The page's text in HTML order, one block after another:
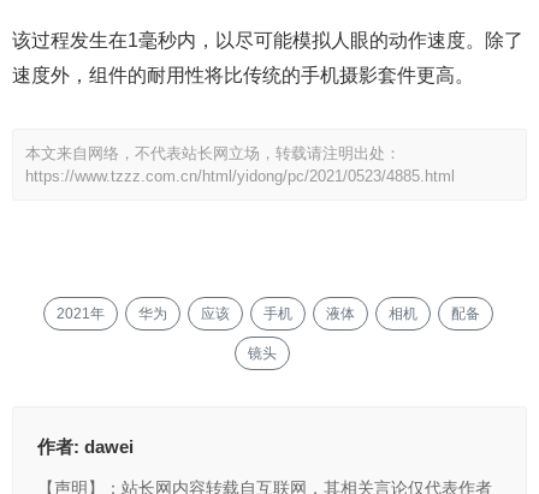
该过程发生在1毫秒内，以尽可能模拟人眼的动作速度。除了
速度外，组件的耐用性将比传统的手机摄影套件更高。
本文来自网络，不代表站长网立场，转载请注明出处：
https://www.tzzz.com.cn/html/yidong/pc/2021/0523/4885.html
2021年 华为 应该 手机 液体 相机 配备
镜头
作者: dawei
【声明】：站长网内容转载自互联网，其相关言论仅代表作者